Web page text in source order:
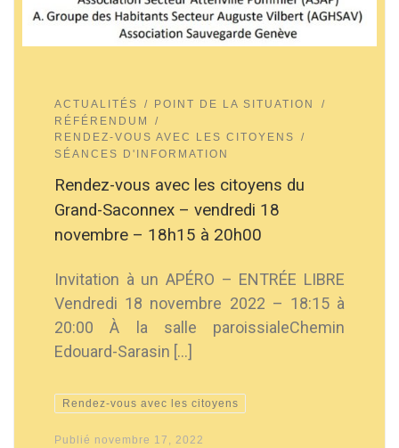
ACTUALITÉS
POINT DE LA SITUATION
RÉFÉRENDUM
RENDEZ-VOUS AVEC LES CITOYENS
SÉANCES D'INFORMATION
Rendez-vous avec les citoyens du
Grand-Saconnex – vendredi 18
novembre – 18h15 à 20h00
Invitation à un APÉRO – ENTRÉE LIBRE
Vendredi 18 novembre 2022 – 18:15 à
20:00 À la salle paroissialeChemin
Edouard-Sarasin […]
Rendez-vous avec les citoyens
Publié novembre 17, 2022